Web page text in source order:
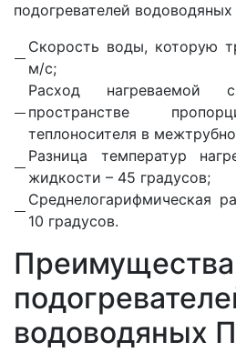
подогревателей
Скорость воды, которую
м/с;
Расход нагреваемой
пространстве
теплоносителя в
Разница температур
жидкости – 45 градусов;
Среднелогарифмическая
10 градусов.
Преимущества
водоводяных